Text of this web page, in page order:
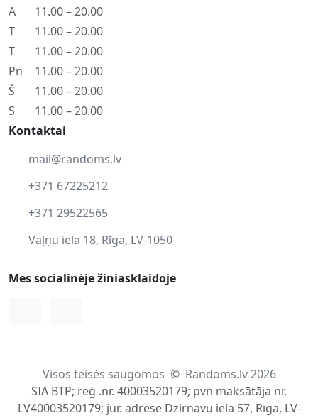
A
11.00 – 20.00
T
11.00 – 20.00
T
11.00 – 20.00
Pn
11.00 – 20.00
Š
11.00 – 20.00
S
11.00 – 20.00
Kontaktai
mail@randoms.lv
+371 67225212
+371 29522565
Vaļņu iela 18, Rīga, LV-1050
Mes socialinėje žiniasklaidoje
Visos teisės saugomos © Randoms.lv 2026
SIA BTP; reģ .nr. 40003520179; pvn maksātāja nr.
LV40003520179; jur. adrese Dzirnavu iela 57, Rīga, LV-